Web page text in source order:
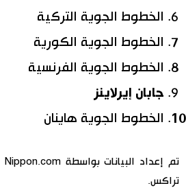
الخطوط الجوية التركية
الخطوط الجوية الكورية
الخطوط الجوية الفرنسية
جابان إيرلاينز
الخطوط الجوية هاينان
تراكس.